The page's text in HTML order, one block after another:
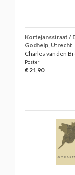
Kortejansstraat /
Godhelp, Utrecht
Charles van den
Poster
€ 21,90